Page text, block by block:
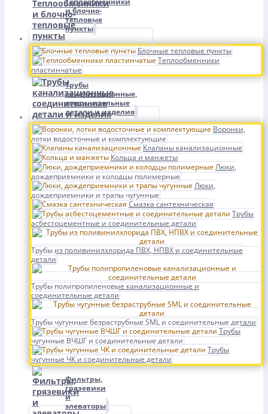
и блочно-
тепловые
пункты
Блочные тепловые пункты
Теплообменники
пластинчатые
Трубы
канализационные,
соединительные
детали и изделия
Воронки,
лотки водосточные и комплектующие
Клапаны канализационные
Кольца и манжеты
Люки,
дождеприемники и колодцы полимерные
Люки,
дождеприемники и трапы чугунные
Смазка сантехническая
Трубы
асбестоцементные и соединительные детали
Трубы из поливинилхлорида ПВХ, НПВХ и соединительные
детали
Трубы полипропиленовые канализационные и
соединительные детали
Трубы чугунные безраструбные SML и соединительные детали
Трубы
чугунные ВЧШГ и соединительные детали
Трубы
чугунные ЧК и соединительные детали
Фильтры,
грязевики
и
элеваторы